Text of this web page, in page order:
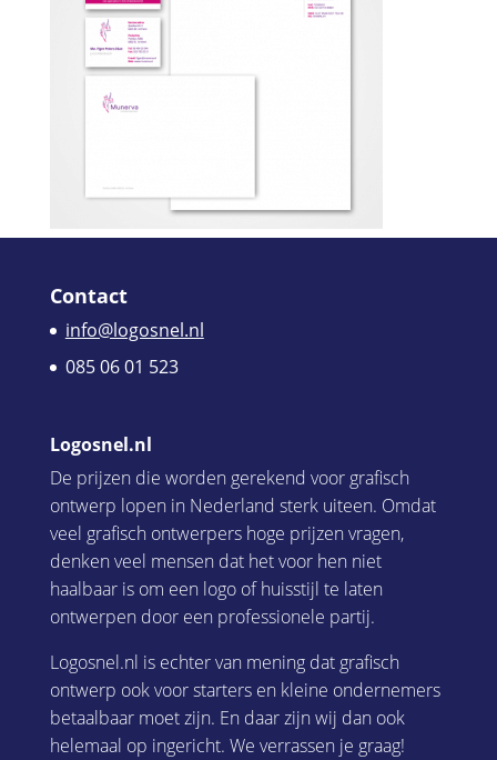
Contact
info@logosnel.nl
085 06 01 523
Logosnel.nl
De prijzen die worden gerekend voor grafisch
ontwerp lopen in Nederland sterk uiteen. Omdat
veel grafisch ontwerpers hoge prijzen vragen,
denken veel mensen dat het voor hen niet
haalbaar is om een logo of huisstijl te laten
ontwerpen door een professionele partij.
Logosnel.nl is echter van mening dat grafisch
ontwerp ook voor starters en kleine ondernemers
betaalbaar moet zijn. En daar zijn wij dan ook
helemaal op ingericht. We verrassen je graag!